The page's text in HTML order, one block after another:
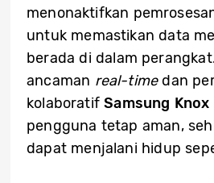
menonaktifkan
untuk memastikan data
berada di dalam
ancaman real-time dan
kolaboratifSamsung Knox
pengguna tetap aman,
dapat menjalani hidup